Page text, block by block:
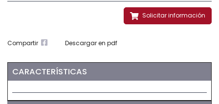
Solicitar información
Compartir Descargar en pdf
CARACTERÍSTICAS